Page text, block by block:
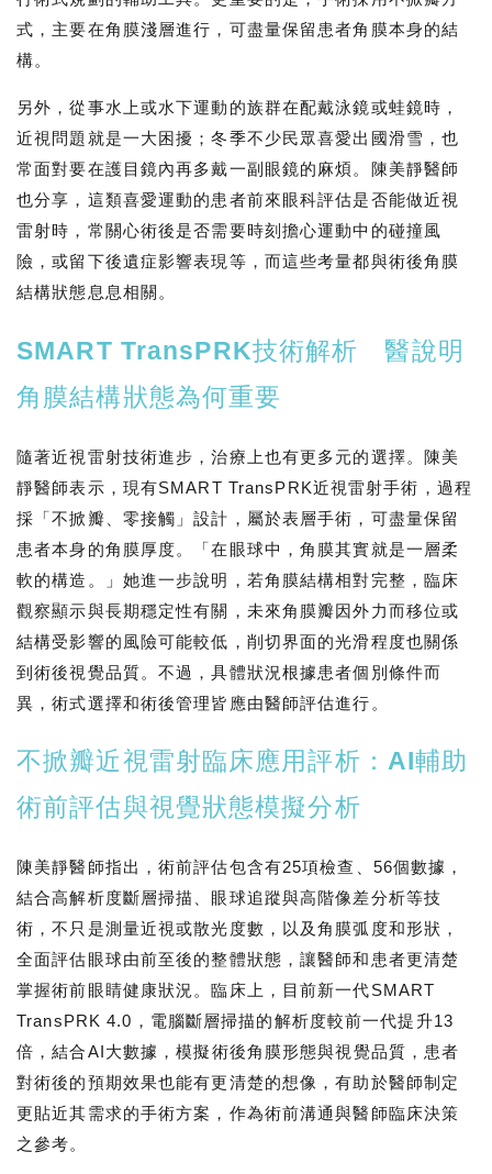
式，主要在角膜淺層進行，可盡量保留患者角膜本身的結
構。
另外，從事水上或水下運動的族群在配戴泳鏡或蛙鏡時，
近視問題就是一大困擾；冬季不少民眾喜愛出國滑雪，也
常面對要在護目鏡內再多戴一副眼鏡的麻煩。陳美靜醫師
也分享，這類喜愛運動的患者前來眼科評估是否能做近視
雷射時，常關心術後是否需要時刻擔心運動中的碰撞風
險，或留下後遺症影響表現等，而這些考量都與術後角膜
結構狀態息息相關。
SMART TransPRK技術解析 醫說明
角膜結構狀態為何重要
隨著近視雷射技術進步，治療上也有更多元的選擇。陳美
靜醫師表示，現有SMART TransPRK近視雷射手術，過程
採「不掀瓣、零接觸」設計，屬於表層手術，可盡量保留
患者本身的角膜厚度。「在眼球中，角膜其實就是一層柔
軟的構造。」她進一步說明，若角膜結構相對完整，臨床
觀察顯示與長期穩定性有關，未來角膜瓣因外力而移位或
結構受影響的風險可能較低，削切界面的光滑程度也關係
到術後視覺品質。不過，具體狀況根據患者個別條件而
異，術式選擇和術後管理皆應由醫師評估進行。
不掀瓣近視雷射臨床應用評析：AI輔助
術前評估與視覺狀態模擬分析
陳美靜醫師指出，術前評估包含有25項檢查、56個數據，
結合高解析度斷層掃描、眼球追蹤與高階像差分析等技
術，不只是測量近視或散光度數，以及角膜弧度和形狀，
全面評估眼球由前至後的整體狀態，讓醫師和患者更清楚
掌握術前眼睛健康狀況。臨床上，目前新一代SMART
TransPRK 4.0，電腦斷層掃描的解析度較前一代提升13
倍，結合AI大數據，模擬術後角膜形態與視覺品質，患者
對術後的預期效果也能有更清楚的想像，有助於醫師制定
更貼近其需求的手術方案，作為術前溝通與醫師臨床決策
之參考。